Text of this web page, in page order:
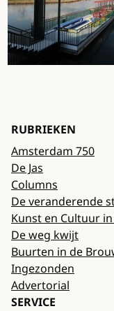
RUBRIEKEN
Amsterdam 750
De Jas
Columns
De veranderende
Kunst en Cultuur
De weg kwijt
Buurten in de
Ingezonden
Advertorial
SERVICE